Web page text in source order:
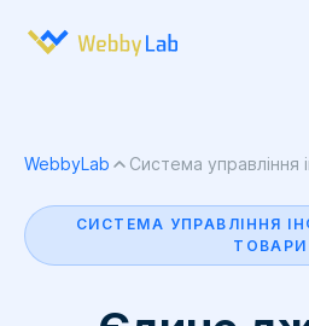
WebbyLab Система управління
СИСТЕМА УПРАВЛІННЯ
ТОВАРИ